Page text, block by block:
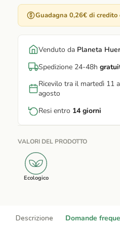
Guadagna 0,26€ di credito
Venduto da Planeta
Spedizione 24-48h
Ricevilo tra il martedì 11
agosto
Resi entro 14 giorni
VALORI DEL PRODOTTO
Ecologico
Descrizione Domande